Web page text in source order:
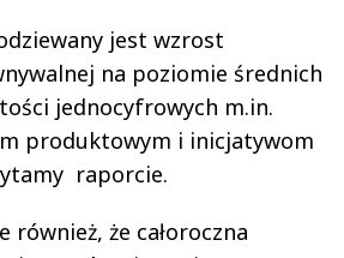
jest wzrost
na poziomie średnich
jednocyfrowych m.in.
produktowym i inicjatywom
raporcie.
również, że całoroczna